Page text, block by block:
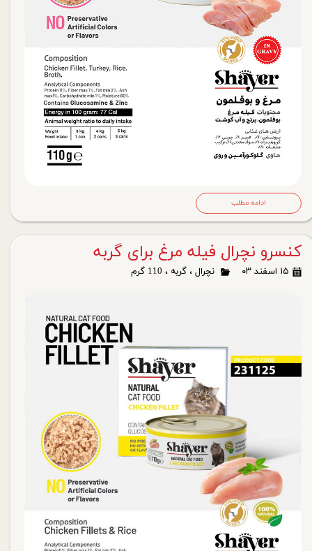
ادامه مطلب
کنسرو نچرال فیله مرغ برای گربه
۱۵ اسفند ۰۳ نچرال ،گربه ، 110 گرم